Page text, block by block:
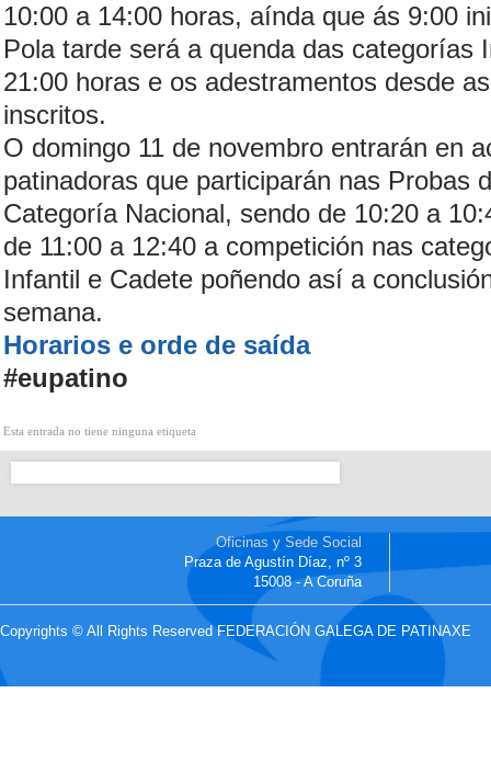
10:00 a 14:00 horas, aínda que ás 9:00
Pola tarde será a quenda das categorías
21:00 horas e os adestramentos desde
inscritos.
O domingo 11 de novembro entrarán en
patinadoras que participarán nas Probas
Categoría Nacional, sendo de 10:20 a
de 11:00 a 12:40 a competición nas
Infantil e Cadete poñendo así a
semana.
Horarios e orde de saída
#eupatino
Esta entrada no tiene ninguna etiqueta
Oficinas y Sede Social
Praza de Agustín Díaz, nº 3
15008 - A Coruña
Copyrights © All Rights Reserved FEDERACIÓN GALEGA DE PATINAXE